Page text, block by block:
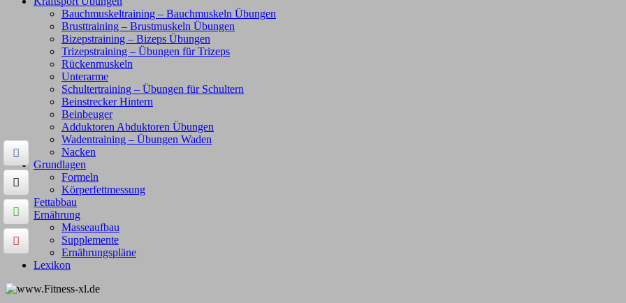
Bauchmuskeltraining – Bauchmuskeln Übungen
Brusttraining – Brustmuskeln Übungen
Bizepstraining – Bizeps Übungen
Trizepstraining – Übungen für Trizeps
Rückenmuskeln
Unterarme
Schultertraining – Übungen für Schultern
Beinstrecker Hintern
Beinbeuger
Adduktoren Abduktoren Übungen
Wadentraining – Übungen Waden
Nacken
Grundlagen
Formeln
Körperfettmessung
Fettabbau
Ernährung
Masseaufbau
Supplemente
Ernährungspläne
Lexikon